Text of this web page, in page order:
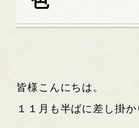
皆様こんにちは。
１１月も半ばに差し掛